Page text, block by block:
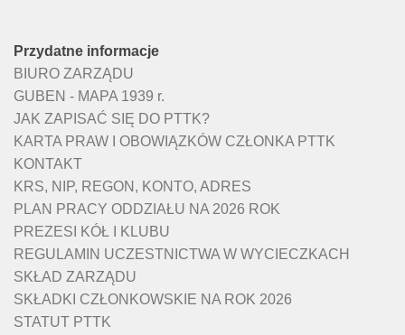
Przydatne informacje
BIURO ZARZĄDU
GUBEN - MAPA 1939 r.
JAK ZAPISAĆ SIĘ DO PTTK?
KARTA PRAW I OBOWIĄZKÓW CZŁONKA PTTK
KONTAKT
KRS, NIP, REGON, KONTO, ADRES
PLAN PRACY ODDZIAŁU NA 2026 ROK
PREZESI KÓŁ I KLUBU
REGULAMIN UCZESTNICTWA W WYCIECZKACH
SKŁAD ZARZĄDU
SKŁADKI CZŁONKOWSKIE NA ROK 2026
STATUT PTTK